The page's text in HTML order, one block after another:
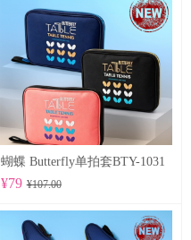
蝴蝶 Butterfly单拍套BTY-1031
¥79 ¥107.00